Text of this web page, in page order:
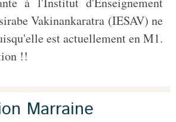
Vakinankaratra (IESAV) ne
est actuellement en M1.
!!
Marraine